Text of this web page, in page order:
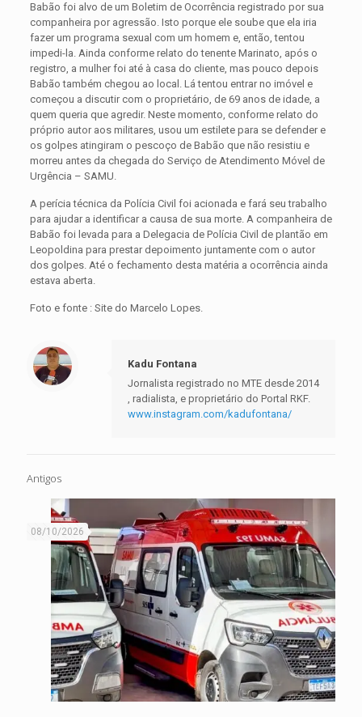
Babão foi alvo de um Boletim de Ocorrência registrado por sua
companheira por agressão. Isto porque ele soube que ela iria
fazer um programa sexual com um homem e, então, tentou
impedi-la. Ainda conforme relato do tenente Marinato, após o
registro, a mulher foi até à casa do cliente, mas pouco depois
Babão também chegou ao local. Lá tentou entrar no imóvel e
começou a discutir com o proprietário, de 69 anos de idade, a
quem queria que agredir. Neste momento, conforme relato do
próprio autor aos militares, usou um estilete para se defender e
os golpes atingiram o pescoço de Babão que não resistiu e
morreu antes da chegada do Serviço de Atendimento Móvel de
Urgência – SAMU.
A perícia técnica da Polícia Civil foi acionada e fará seu trabalho
para ajudar a identificar a causa de sua morte. A companheira de
Babão foi levada para a Delegacia de Polícia Civil de plantão em
Leopoldina para prestar depoimento juntamente com o autor
dos golpes. Até o fechamento desta matéria a ocorrência ainda
estava aberta.
Foto e fonte : Site do Marcelo Lopes.
Kadu Fontana
Jornalista registrado no MTE desde 2014
, radialista, e proprietário do Portal RKF.
www.instagram.com/kadufontana/
Antigos
08/10/2026